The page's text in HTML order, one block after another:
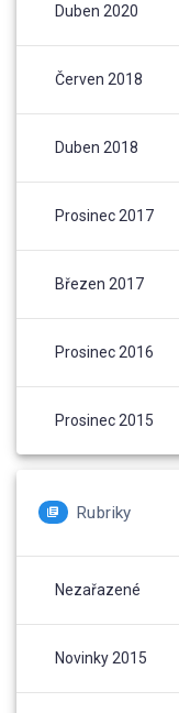
Duben 2020
Červen 2018
Duben 2018
Prosinec 2017
Březen 2017
Prosinec 2016
Prosinec 2015
Rubriky
Nezařazené
Novinky 2015